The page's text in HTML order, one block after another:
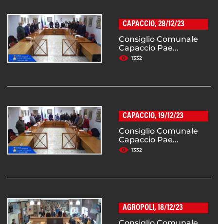
CAPACCIO, 28/12/23
Consiglio Comunale
Capaccio Pae...
1332
CAPACCIO, 19/12/23
Consiglio Comunale
Capaccio Pae...
1332
AGROPOLI, 18/12/23